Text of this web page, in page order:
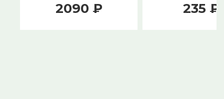
2090 ₽ 235 ₽